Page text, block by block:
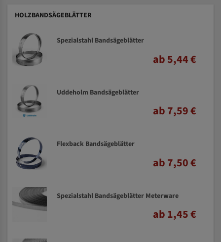
HOLZBANDSÄGEBLÄTTER
Spezialstahl Bandsägeblätter
ab 5,44 €
Uddeholm Bandsägeblätter
ab 7,59 €
Flexback Bandsägeblätter
ab 7,50 €
Spezialstahl Bandsägeblätter Meterware
ab 1,45 €